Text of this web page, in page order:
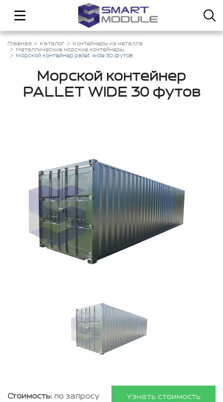
Главная Каталог
Контейнеры из металла
Металлические морские контейнеры
Морской контейнер pallet wide 30 футов
Морской контейнер
PALLET WIDE 30 футов
Стоимость: по запросу Узнать стоимость